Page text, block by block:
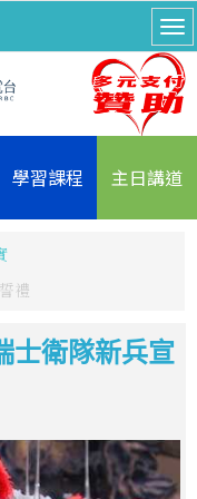
學習課程 主日講道
禮
士衛隊新兵宣